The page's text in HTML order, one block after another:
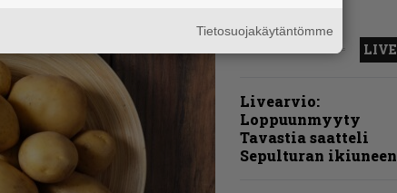
LIVE
Livearvio:
Loppuunmyyty
Tavastia saatteli
Sepulturan ikiuneen
Tietosuojakäytäntömme